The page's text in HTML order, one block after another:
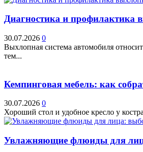
Диагностика и профилактика
30.07.2026 0
Выхлопная система автомобиля
тем...
Кемпинговая мебель: как
30.07.2026 0
Хороший стол и удобное кресло у
Увлажняющие флюиды для